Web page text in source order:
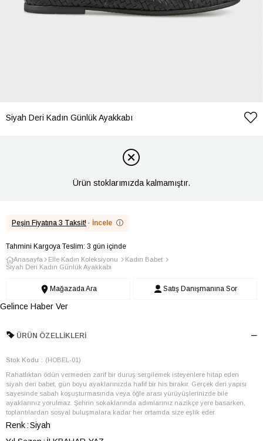
Siyah Deri Kadın Günlük Ayakkabı
Ürün stoklarımızda kalmamıştır.
Peşin Fiyatına 3 Taksit! · İncele ⓘ
Tahmini Kargoya Teslim: 3 gün içinde
Anasayfa Elle Kadın Koleksiyonu
Kadın Babet
Siyah Deri Kadın Günlük Ayakkabı
Mağazada Ara Satış Danışmanına Sor
Gelince Haber Ver
ÜRÜN ÖZELLIKLERI
Stok Kodu (HOBEL-01)
Rahatlıktan ödün vermeden zarif bir duruş sergilemek isteyenlere hitap eden
siyah deri babet, gün boyu ayaklarınızda hafif bir his bırakır. Gerçek deri yapısı
sayesinde sabah koşuşturmasında veya öğle arası yürüyüşlerinizde bile
ayaklarınız yorulmaz. Şehrin sokaklarında adımlarınız nazikçe yere basarken,
toplantılardan sosyal buluşmalara kadar her ortamda size eşlik eder.
Renk Siyah